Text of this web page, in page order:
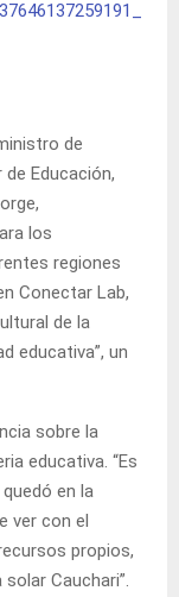
de
de Educación,
los
regiones
Conectar Lab,
de la
educativa”, un
sobre la
educativa. “Es
en la
ver con el
propios,
Cauchari”.